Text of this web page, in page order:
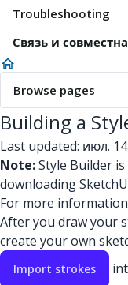
Troubleshooting
Связь и
Browse pages
Building a
Last updated: июл.
Note:Style Builder
downloading
For more
After you draw your
create your own
Import strokes